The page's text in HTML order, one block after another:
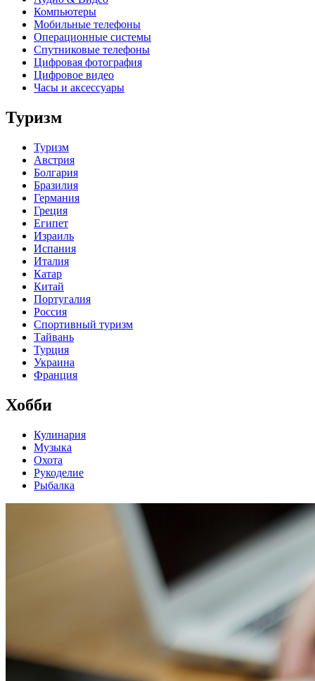
Компьютеры
Мобильные телефоны
Операционные системы
Спутниковые телефоны
Цифровая фотография
Цифровое видео
Часы и аксессуары
Туризм
Туризм
Австрия
Болгария
Бразилия
Германия
Греция
Египет
Израиль
Испания
Италия
Катар
Китай
Португалия
Россия
Спортивный туризм
Тайвань
Турция
Украина
Франция
Хобби
Кулинария
Музыка
Охота
Рукоделие
Рыбалка